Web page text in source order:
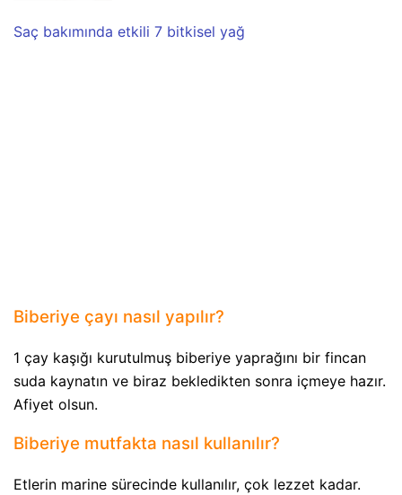
Saç bakımında etkili 7 bitkisel yağ
Biberiye çayı nasıl yapılır?
1 çay kaşığı kurutulmuş biberiye yaprağını bir fincan
suda kaynatın ve biraz bekledikten sonra içmeye hazır.
Afiyet olsun.
Biberiye mutfakta nasıl kullanılır?
Etlerin marine sürecinde kullanılır, çok lezzet kadar.